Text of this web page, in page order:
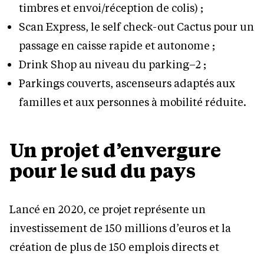
timbres et envoi/réception de colis) ;
Scan Express, le self check-out Cactus pour un
passage en caisse rapide et autonome ;
Drink Shop au niveau du parking–2 ;
Parkings couverts, ascenseurs adaptés aux
familles et aux personnes à mobilité réduite.
Un projet d’envergure
pour le sud du pays
Lancé en 2020, ce projet représente un
investissement de 150 millions d’euros et la
création de plus de 150 emplois directs et